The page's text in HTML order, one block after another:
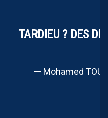
TARDIEU ? DES
— Mohamed